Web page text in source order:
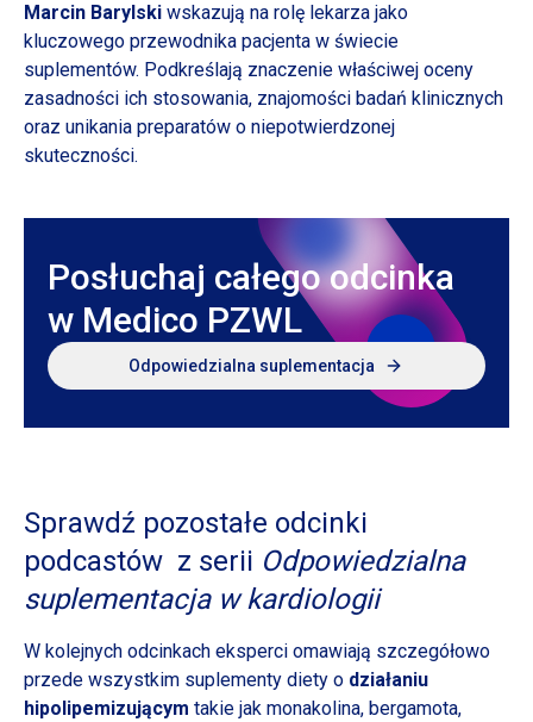
Marcin Barylski wskazują na rolę lekarza jako
kluczowego przewodnika pacjenta w świecie
suplementów. Podkreślają znaczenie właściwej oceny
zasadności ich stosowania, znajomości badań klinicznych
oraz unikania preparatów o niepotwierdzonej
skuteczności.
Posłuchaj całego odcinka
w Medico PZWL
Odpowiedzialna suplementacja
Sprawdź pozostałe odcinki
podcastów z serii Odpowiedzialna
suplementacja w kardiologii
W kolejnych odcinkach eksperci omawiają szczegółowo
przede wszystkim suplementy diety o działaniu
hipolipemizującym takie jak monakolina, bergamota,